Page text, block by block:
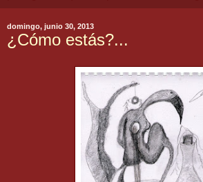
domingo, junio 30, 2013
¿Cómo estás?...